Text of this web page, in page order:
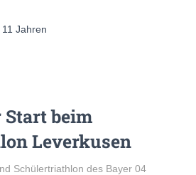
11 Jahren
beim
Leverkusen
Schülertriathlon des Bayer 04